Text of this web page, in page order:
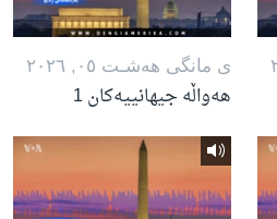
ی مانگی هه‌شـت ٠٥, ٢٠٢٦
هەواڵە جیهانییەکان 1